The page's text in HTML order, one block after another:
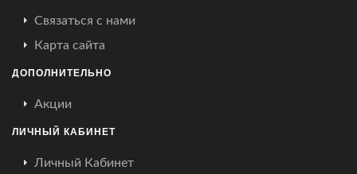
Связаться с нами
Карта сайта
ДОПОЛНИТЕЛЬНО
Акции
ЛИЧНЫЙ КАБИНЕТ
Личный Кабинет